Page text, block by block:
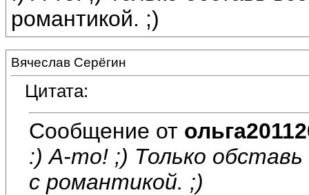
романтикой. ;)
Вячеслав Серёгин
Цитата:
Сообщение от
:) А-то! ;) Только обставь
с романтикой. ;)